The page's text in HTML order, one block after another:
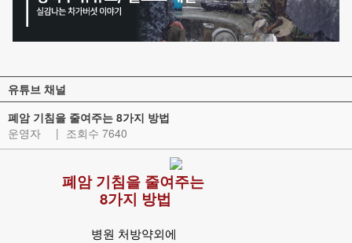
유튜브 채널
폐암 기침을 줄여주는 8가지 방법
운영자
| 조회수 7640
폐암 기침을 줄여주는
8가지 방법
병원 처방약외에